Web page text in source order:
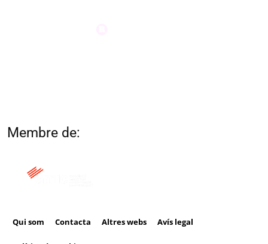
Membre de:
Qui som Contacta Altres webs Avís legal